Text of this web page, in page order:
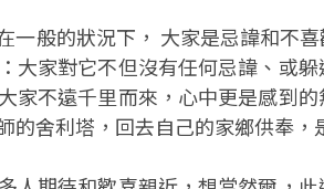
一般的狀況下， 大家是忌諱和不
大家對它不但沒有任何忌諱、或
家不遠千里而來，心中更是感到
的舍利塔，回去自己的家鄉供奉，